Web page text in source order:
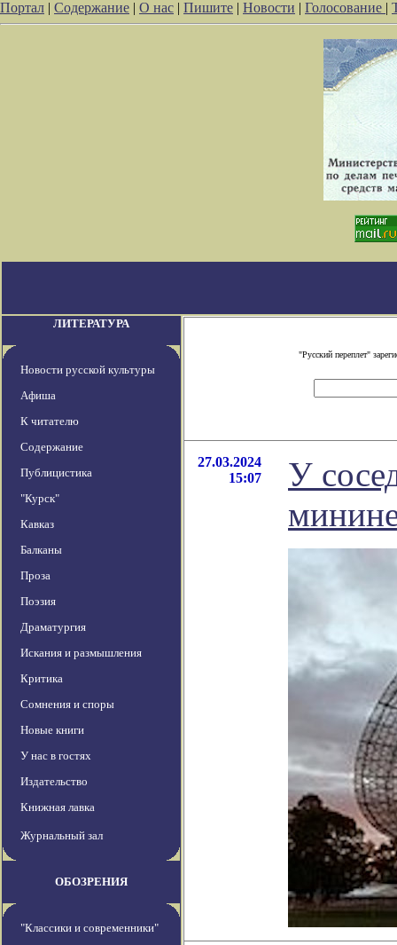
Портал | Содержание | О нас | Пишите | Новости | Голосование |
ЛИТЕРАТУРА
Новости русской культуры
Афиша
К читателю
Содержание
Публицистика
"Курск"
Кавказ
Балканы
Проза
Поэзия
Драматургия
Искания и размышления
Критика
Сомнения и споры
Новые книги
У нас в гостях
Издательство
Книжная лавка
Журнальный зал
ОБОЗРЕНИЯ
"Классики и современники"
"Русский переплет"
27.03.2024
15:07
У